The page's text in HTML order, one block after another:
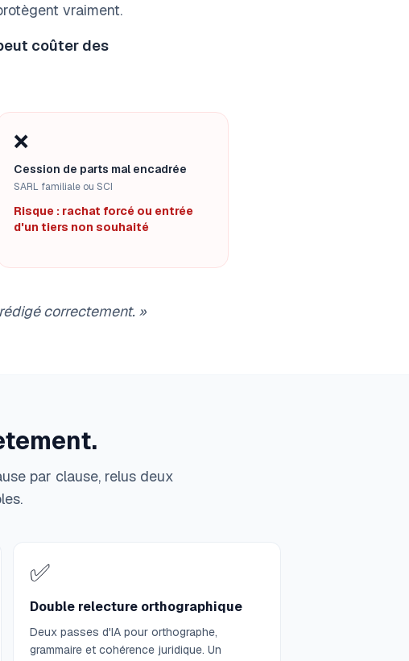
vraiment.
coûter des
❌
Cession de parts mal encadrée
SARL familiale ou SCI
Risque : rachat forcé ou entrée
d'un tiers non souhaité
correctement.»
par clause, relus deux
✅
Double relecture orthographique
Deux passes d'IA pour orthographe,
grammaire et cohérence juridique. Un